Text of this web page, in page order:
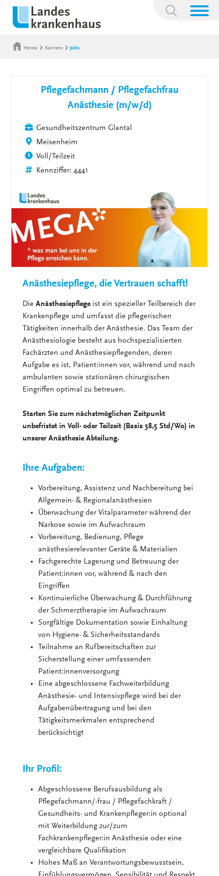
Suchbegriff:
Home Karriere Jobs
Pflegefachmann / Pflegefachfrau
Anästhesie (m/w/d)
Gesundheitszentrum Glantal
Meisenheim
Voll/Teilzeit
Kennziffer: 4441
Anästhesiepflege, die Vertrauen schafft!
DieAnästhesiepflege ist ein spezieller Teilbereich der
Krankenpflege und umfasst die pflegerischen
Tätigkeiten innerhalb der Anästhesie. Das Team der
Anästhesiologie besteht aus hochspezialisierten
Fachärzten und Anästhesiepflegenden, deren
Aufgabe es ist, Patient:innen vor, während und nach
ambulanten sowie stationären chirurgischen
Eingriffen optimal zu betreuen.
Starten Sie zum nächstmöglichen Zeitpunkt
unbefristet in Voll- oder Teilzeit (Basis 38,5 Std/Wo) in
unserer Anästhesie Abteilung.
Ihre Aufgaben:
Vorbereitung, Assistenz und Nachbereitung bei
Allgemein- & Regionalanästhesien
Überwachung der Vitalparameter während der
Narkose sowie im Aufwachraum
Vorbereitung, Bedienung, Pflege
anästhesierelevanter Geräte & Materialien
Fachgerechte Lagerung und Betreuung der
Patient:innen vor, während & nach den
Eingriffen
Kontinuierliche Überwachung & Durchführung
der Schmerztherapie im Aufwachraum
Sorgfältige Dokumentation sowie Einhaltung
von Hygiene- & Sicherheitsstandards
Teilnahme an Rufbereitschaften zur
Sicherstellung einer umfassenden
Patient:innenversorgung
Eine abgeschlossene Fachweiterbildung
Anästhesie- und Intensivpflege wird bei der
Aufgabenübertragung und bei den
Tätigkeitsmerkmalen entsprechend
berücksichtigt
Ihr Profil:
Abgeschlossene Berufsausbildung als
Pflegefachmann/-frau / Pflegefachkraft /
Gesundheits- und Krankenpfleger:in optional
mit Weiterbildung zur/zum
Fachkrankenpfleger:in Anästhesie oder eine
vergleichbare Qualifikation
Hohes Maß an Verantwortungsbewusstsein,